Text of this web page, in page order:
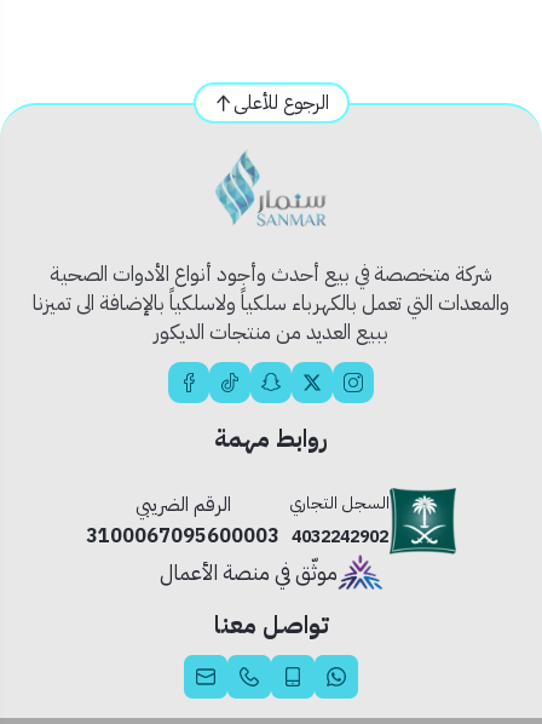
🔄مقبض فولاذي قابل للطيلتوفير المساحة عند
أربع عجلات دوّارة وثابتةتمنحك تحكم مثالي أثناء
سطح مضاد للانزلاقيمنع تحرك الحمولة أثناء الدفع
🛠️
تصميم معدني متين يقاوم الصدأ والاستخدام المكثف
📦محتويات المنتج:
عربية تحميل 4 كفر
الاستخدام المثالي:
تنقل داخل المخازن والمستودعات
الأعمال الصناعية والورش
التحميل والتنظيم داخل المحلات الكبرى
الرجوع للأعلى
شركة متخصصة في بيع أحدث وأجود أنواع الأدوات الصحية
والمعدات التي تعمل بالكهرباء سلكياً ولاسلكياً بالإضافة الى تميزنا
ببيع العديد من منتجات الديكور
روابط مهمة
السجل التجاري
4032242902
الرقم الضريبي
3100067095600003
موثّق في منصة الأعمال
تواصل معنا